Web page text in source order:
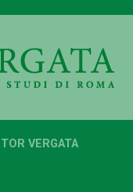
VERGATA